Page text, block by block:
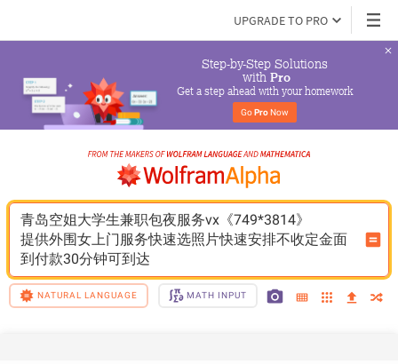
UPGRADE TO PRO
Step-by-Step Solutions
with Pro
Get a step ahead with your homework
Go Pro Now
青岛空姐大学生兼职包夜服务vx《749*3814》
提供外围女上门服务快速选照片快速安排不收定金面
到付款30分钟可到达
NATURAL LANGUAGE MATH INPUT